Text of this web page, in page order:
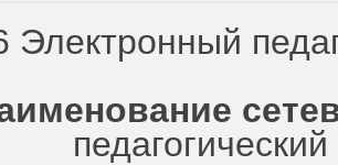
Электронный